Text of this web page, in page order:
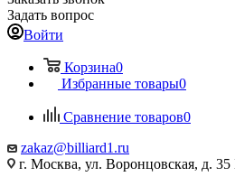
Задать вопрос
Войти
Корзина0
Избранные товары0
Сравнение товаров0
zakaz@billiard1.ru
г. Москва, ул. Воронцовская, д.